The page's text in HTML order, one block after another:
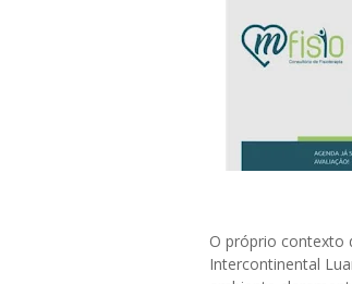
O próprio contexto
Intercontinental